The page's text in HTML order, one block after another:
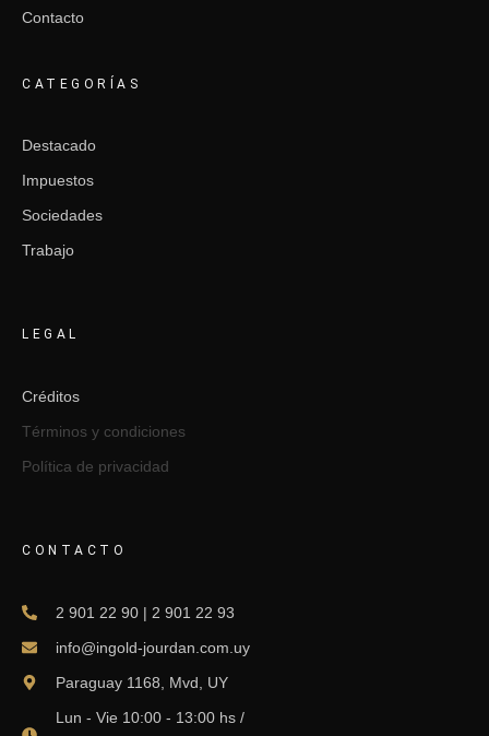
Contacto
CATEGORÍAS
Destacado
Impuestos
Sociedades
Trabajo
LEGAL
Créditos
Términos y condiciones
Política de privacidad
CONTACTO
2 901 22 90 | 2 901 22 93
info@ingold-jourdan.com.uy
Paraguay 1168, Mvd, UY
Lun - Vie 10:00 - 13:00 hs /